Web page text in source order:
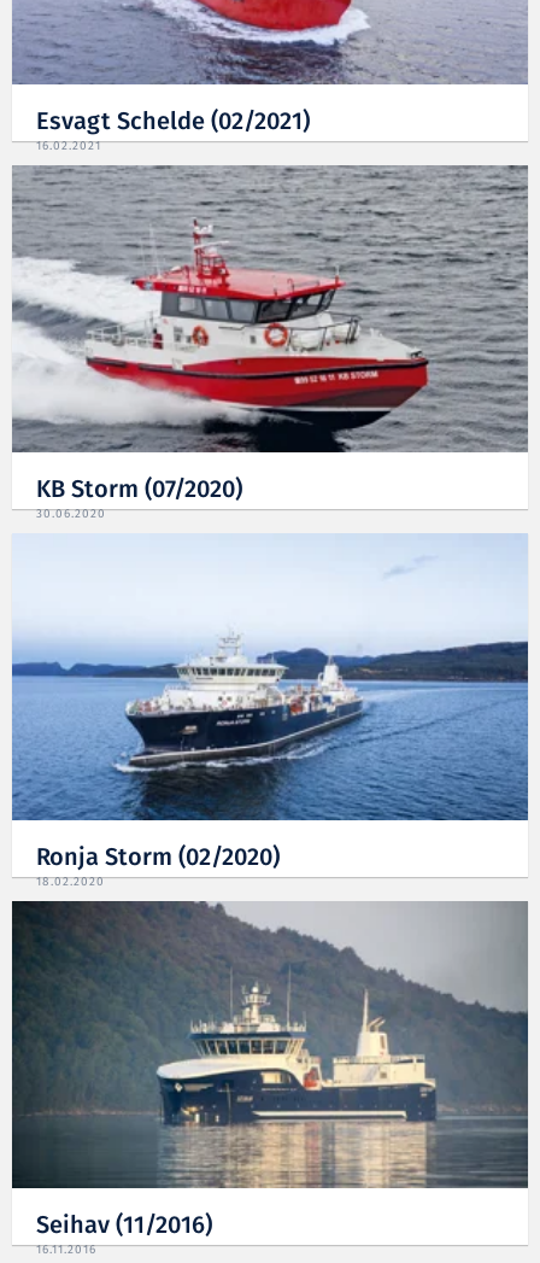
Esvagt Schelde (02/2021)
16.02.2021
KB Storm (07/2020)
30.06.2020
Ronja Storm (02/2020)
18.02.2020
Seihav (11/2016)
16.11.2016